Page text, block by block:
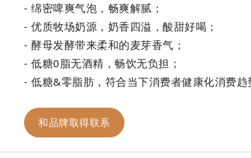
- 绵密啤爽气泡，畅爽解腻；
- 优质牧场奶源，奶香四溢，酸甜好喝；
- 酵母发酵带来柔和的麦芽香气；
- 低糖0脂无酒精，畅饮无负担；
和品牌取得联系